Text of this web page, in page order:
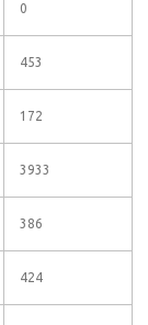
0
453
172
3933
386
424